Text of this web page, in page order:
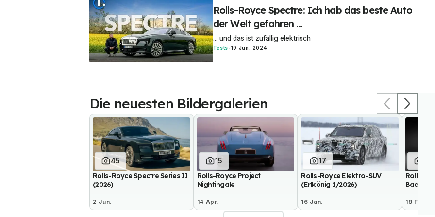
Rolls-Royce Spectre: Ich hab das beste Auto
der Welt gefahren ...
... und das ist zufällig elektrisch
Tests-19 Jun. 2024
Die neuesten Bildergalerien
45
Rolls-Royce Spectre Series II
(2026)
2 Jun.
15
Rolls-Royce Project
Nightingale
14 Apr.
17
Rolls-Royce Elektro-SUV
(Erlkönig 1/2026)
16 Jan.
Rolls-
Badge
18 Feb.